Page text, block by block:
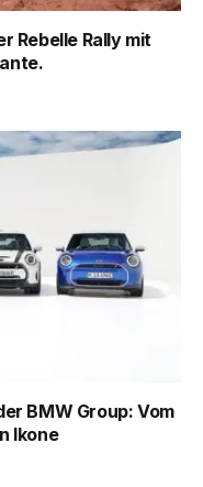
Rebelle Rally mit
BMW Group: Vom
Ikone